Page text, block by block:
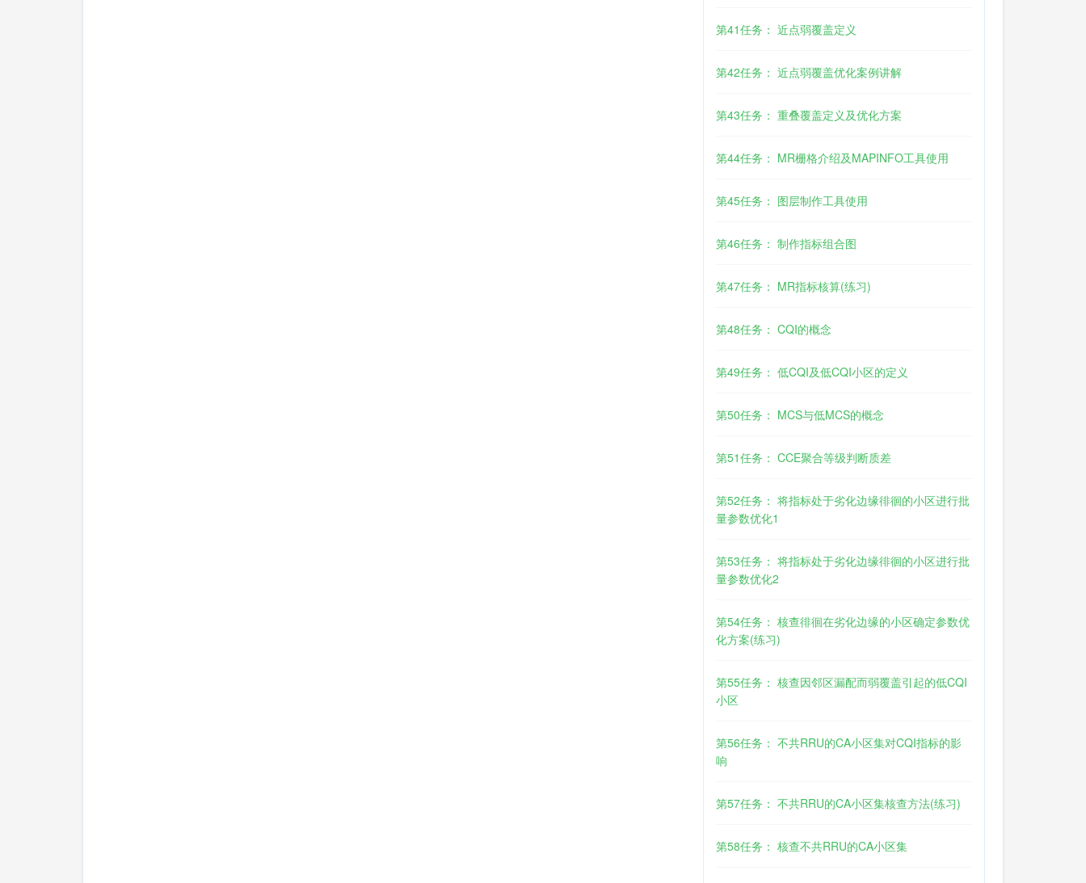
第41任务： 近点弱覆盖定义
第42任务： 近点弱覆盖优化案例讲解
第43任务： 重叠覆盖定义及优化方案
第44任务： MR栅格介绍及MAPINFO工具使用
第45任务： 图层制作工具使用
第46任务： 制作指标组合图
第47任务： MR指标核算(练习)
第48任务： CQI的概念
第49任务： 低CQI及低CQI小区的定义
第50任务： MCS与低MCS的概念
第51任务： CCE聚合等级判断质差
第52任务： 将指标处于劣化边缘徘徊的小区进行批
量参数优化1
第53任务： 将指标处于劣化边缘徘徊的小区进行批
量参数优化2
第54任务： 核查徘徊在劣化边缘的小区确定参数优
化方案(练习)
第55任务： 核查因邻区漏配而弱覆盖引起的低CQI
小区
第56任务： 不共RRU的CA小区集对CQI指标的影
响
第57任务： 不共RRU的CA小区集核查方法(练习)
第58任务： 核查不共RRU的CA小区集